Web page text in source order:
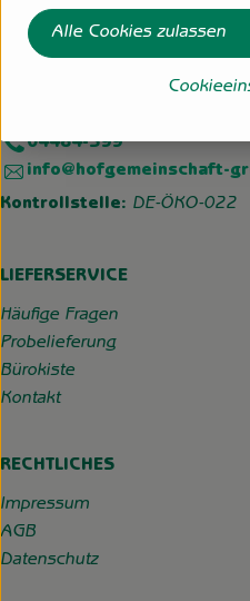
Hofgemeinschaft Grummersort
04484-599
info@hofgemeinschaft-
Kontrollstelle: DE-ÖKO-022
LIEFERSERVICE
Häufige Fragen
Probelieferung
Bürokiste
Kontakt
RECHTLICHES
Impressum
AGB
Datenschutz
Alle Cookies zulassen